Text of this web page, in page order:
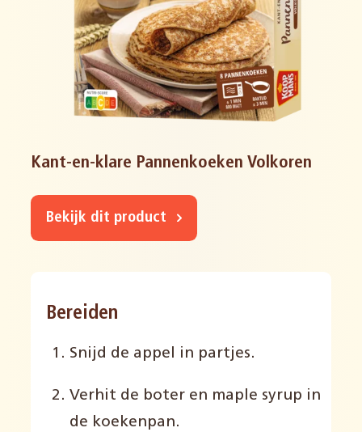
Kant-en-klare Pannenkoeken Volkoren
Bekijk dit product
Bereiden
Snijd de appel in partjes.
Verhit de boter en maple syrup in
de koekenpan.